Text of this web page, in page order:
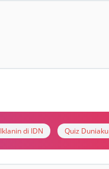
Iklanin di IDN Quiz Duniaku